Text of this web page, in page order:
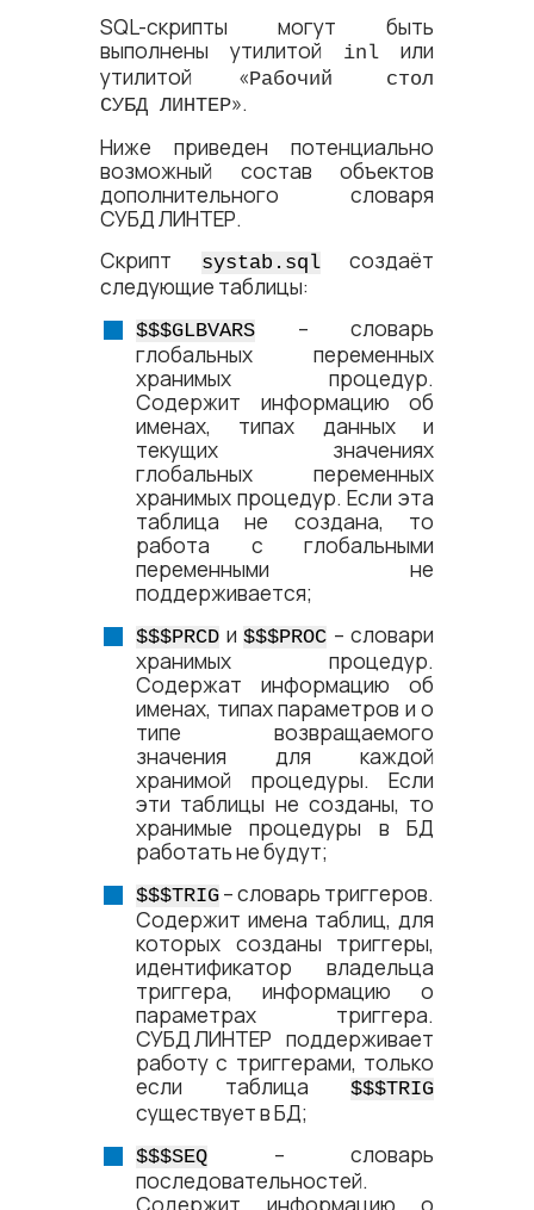
SQL-скрипты могут быть
выполнены утилитой
inl
или
утилитой «Рабочий стол
СУБД ЛИНТЕР».
Ниже приведен потенциально
возможный состав объектов
дополнительного словаря
СУБД ЛИНТЕР.
Скрипт
systab.sqlсоздаёт
следующие таблицы:
$$$GLBVARS
– словарь
глобальных переменных
хранимых процедур.
Содержит информацию об
именах, типах данных и
текущих значениях
глобальных переменных
хранимых процедур. Если эта
таблица не создана, то
работа с глобальными
переменными не
поддерживается;
$$$PRCD и $$$PROC – словари
хранимых процедур.
Содержат информацию об
именах, типах параметров и о
типе возвращаемого
значения для каждой
хранимой процедуры. Если
эти таблицы не созданы, то
хранимые процедуры в БД
работать не будут;
$$$TRIG – словарь триггеров.
Содержит имена таблиц, для
которых созданы триггеры,
идентификатор владельца
триггера, информацию о
параметрах триггера.
СУБД ЛИНТЕР поддерживает
работу с триггерами, только
если таблица
$$$TRIG
существует в БД;
$$$SEQ
– словарь
последовательностей.